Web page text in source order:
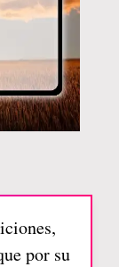
por su